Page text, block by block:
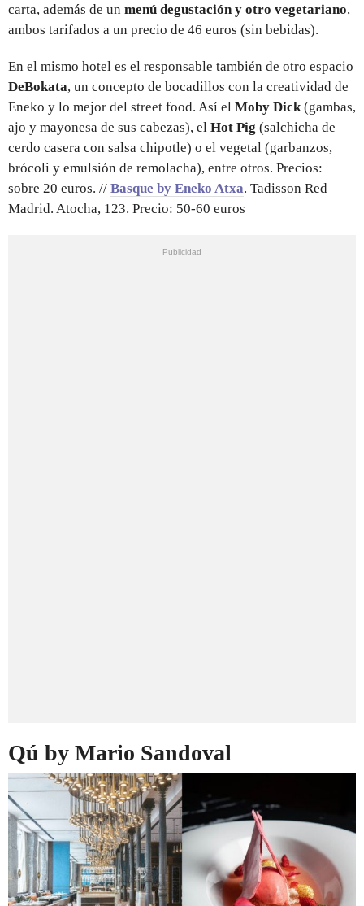
carta, además de un menú degustación y otro vegetariano,
ambos tarifados a un precio de 46 euros (sin bebidas).
En el mismo hotel es el responsable también de otro espacio
DeBokata, un concepto de bocadillos con la creatividad de
Eneko y lo mejor del street food. Así el Moby Dick(gambas,
ajo y mayonesa de sus cabezas), el Hot Pig (salchicha de
cerdo casera con salsa chipotle) o el vegetal (garbanzos,
brócoli y emulsión de remolacha), entre otros. Precios:
sobre 20 euros. // Basque by Eneko Atxa. Tadisson Red
Madrid. Atocha, 123. Precio: 50-60 euros
Qú by Mario Sandoval